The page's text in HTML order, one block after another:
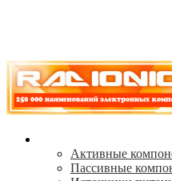
Активные
Пассивные